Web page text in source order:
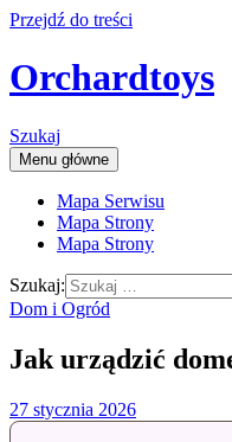
Przejdź do treści
Orchardtoys
Szukaj
Menu główne
Mapa Serwisu
Mapa Strony
Mapa Strony
Szukaj:
Dom i Ogród
Jak urządzić
27 stycznia 2026